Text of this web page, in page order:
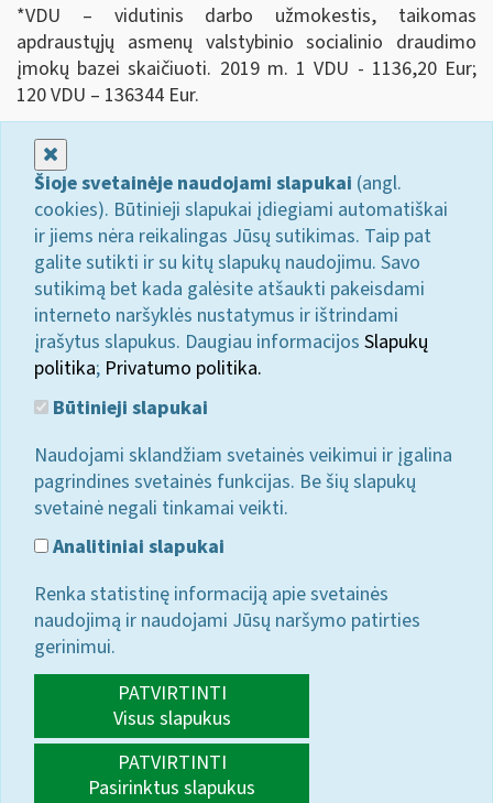
*VDU – vidutinis darbo užmokestis, taikomas
apdraustųjų asmenų valstybinio socialinio draudimo
įmokų bazei skaičiuoti. 2019 m. 1 VDU - 1136,20 Eur;
120 VDU – 136344 Eur.
Šioje svetainėje naudojami slapukai (angl.
cookies). Būtinieji slapukai įdiegiami automatiškai
ir jiems nėra reikalingas Jūsų sutikimas. Taip pat
galite sutikti ir su kitų slapukų naudojimu. Savo
sutikimą bet kada galėsite atšaukti pakeisdami
interneto naršyklės nustatymus ir ištrindami
įrašytus slapukus. Daugiau informacijos Slapukų
politika; Privatumo politika.
Būtinieji slapukai
Naudojami sklandžiam svetainės veikimui ir įgalina
pagrindines svetainės funkcijas. Be šių slapukų
svetainė negali tinkamai veikti.
Analitiniai slapukai
Renka statistinę informaciją apie svetainės
naudojimą ir naudojami Jūsų naršymo patirties
gerinimui.
PATVIRTINTI
Visus slapukus
PATVIRTINTI
Pasirinktus slapukus